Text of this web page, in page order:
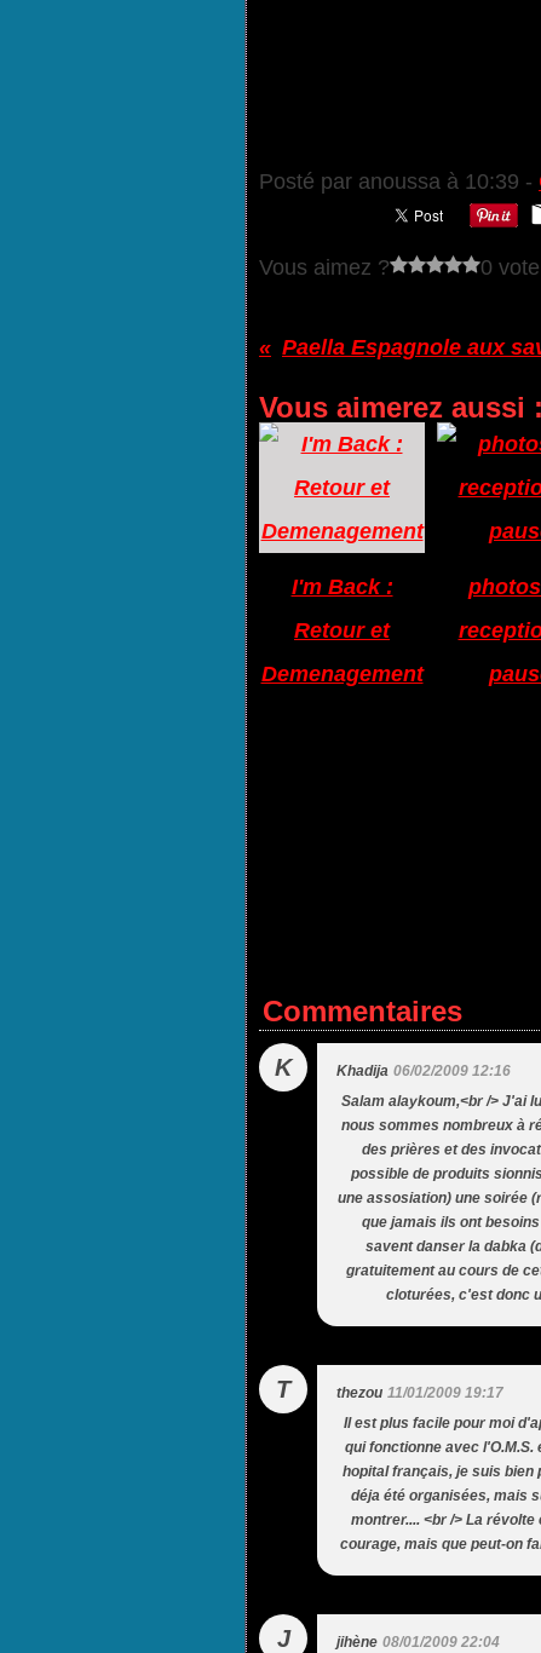
Posté par anoussa à 10:39 -
Vous aimez ? 0 vote
Vous aimerez aussi :
I'm Back :
Retour et
Demenagement
Commentaires
K Khadija 06/02/2009 12:16
Salam alaykoum,<br /> J'ai
nous sommes nombreux à
des prières et des
possible de produits
une assosiation) une soirée
que jamais ils ont
savent danser la dabka
gratuitement au cours de
cloturées, c'est donc
T thezou 11/01/2009 19:17
Il est plus facile pour moi
qui fonctionne avec l'O.M.S.
hopital français, je suis bien
déja été organisées, mais
montrer.... <br /> La
courage, mais que peut-on
J jihène 08/01/2009 22:04